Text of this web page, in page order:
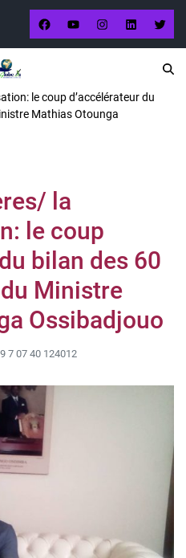
le coup d’accélérateur du
Mathias Otounga
la
le coup
bilan des 60
Ministre
Ossibadjouo
7 07 40 124012